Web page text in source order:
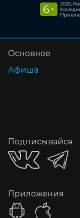
6 +
2026,
Основное
Афиша
Подписывайся
Приложения